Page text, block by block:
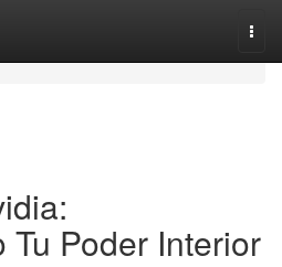
Tu Poder Interior